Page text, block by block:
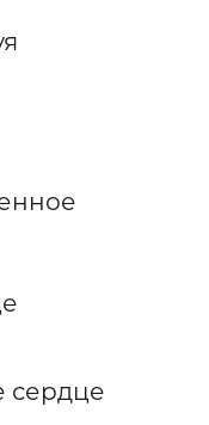
сердце